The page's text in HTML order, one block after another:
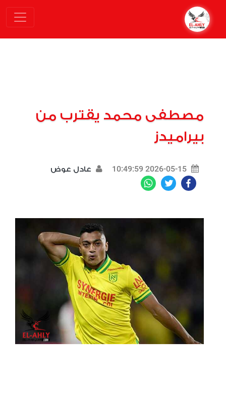
مصطفى محمد يقترب من
بيراميدز
2026-05-15 10:49:59 عادل عوض
Facebook
Twitter